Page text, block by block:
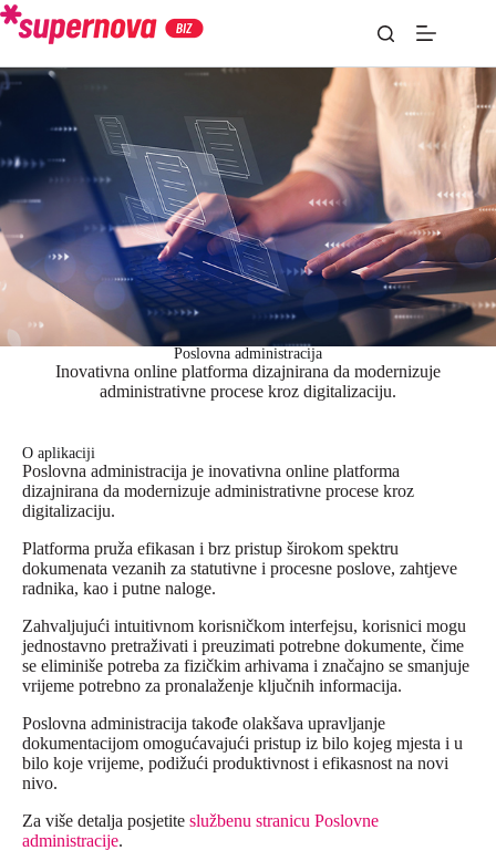
Poslovna administracija
Inovativna online platforma dizajnirana da modernizuje
administrativne procese kroz digitalizaciju.
O aplikaciji
Poslovna administracija je inovativna online platforma
dizajnirana da modernizuje administrativne procese kroz
digitalizaciju.
Platforma pruža efikasan i brz pristup širokom spektru
dokumenata vezanih za statutivne i procesne poslove, zahtjeve
radnika, kao i putne naloge.
Zahvaljujući intuitivnom korisničkom interfejsu, korisnici mogu
jednostavno pretraživati i preuzimati potrebne dokumente, čime
se eliminiše potreba za fizičkim arhivama i značajno se smanjuje
vrijeme potrebno za pronalaženje ključnih informacija.
Poslovna administracija takođe olakšava upravljanje
dokumentacijom omogućavajući pristup iz bilo kojeg mjesta i u
bilo koje vrijeme, podižući produktivnost i efikasnost na novi
nivo.
Za više detalja posjetite službenu stranicu Poslovne
administracije.